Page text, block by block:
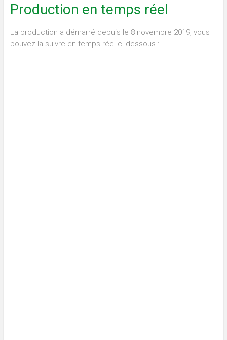
Production en temps réel
La production a démarré depuis le 8 novembre 2019, vous
pouvez la suivre en temps réel ci-dessous :